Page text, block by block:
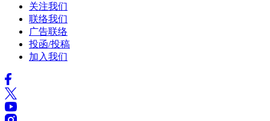
关注我们
联络我们
广告联络
投函/投稿
加入我们